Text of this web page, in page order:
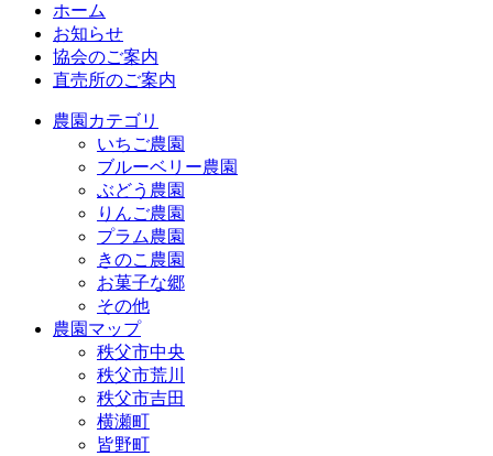
ホーム
お知らせ
協会のご案内
直売所のご案内
農園カテゴリ
いちご農園
ブルーベリー農園
ぶどう農園
りんご農園
プラム農園
きのこ農園
お菓子な郷
その他
農園マップ
秩父市中央
秩父市荒川
秩父市吉田
横瀬町
皆野町